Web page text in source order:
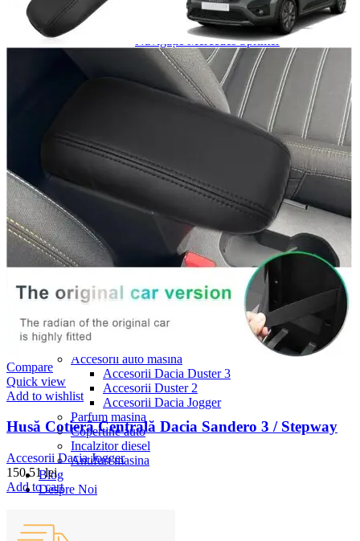
Navigație Mercedes W204
Navigație Mercedes W211
Navigație Mercedes Sprinter
Navigație Passat B5
Navigație Passat B5 5
Navigație Passat B6
Navigație Passat B7
Skoda
Navigație Skoda Fabia 1
Navigație Skoda Fabia 2
Navigație Skoda Octavia 1
Navigație Skoda Octavia 2
Navigație Skoda Octavia 3
Navigație Skoda Rapid
Navigație Skoda Superb 1
Navigație Skoda Superb 2
Navigație Toyota Avensis T25
Portbagaj Plafon Auto
Sub 350 Litri
Peste 350 Litri
Accesorii auto masina
Accesorii Dacia Duster 3
Accesorii Duster 2
Accesorii Dacia Jogger
Parfum masina
Copertine auto
Incalzitor diesel
Antifurt masina
Blog
Despre Noi
Compare
Quick view
Add to wishlist
Husă Cotieră Centrală Dacia Sandero 3 / Stepway
Accesorii Dacia Jogger
150,51lei
Add to cart